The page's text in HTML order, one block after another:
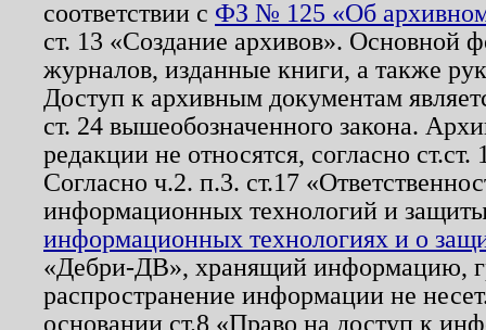
соответствии с ФЗ № 125 «Об
ст. 13 «Создание архивов». Основной
журналов, изданные книги, а также
Доступ к архивным документам
ст. 24 вышеобозначенного закона.
редакции не относятся, согласно
Согласно ч.2. п.3. ст.17
информационных технологий и
информационных технологиях и о
«Дебри-ДВ», хранящий информацию,
распространение информации не
основании ст.8 «Право на доступ к